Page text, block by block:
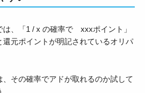
は、「1 / x の確率で xxxポイント」
還元ポイントが明記されているオリパ
その確率でアドが取れるのか試して